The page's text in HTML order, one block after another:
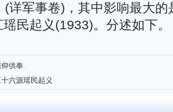
(详军事卷)，其中影响最大
民起义(1933)。分述如下。
供奉
六源瑶民起义